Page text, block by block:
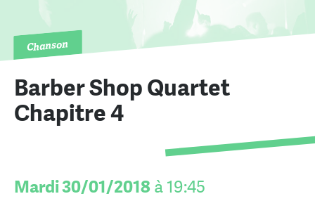
Chanson
Barber Shop Quartet
Chapitre 4
Mardi 30/01/2018 à 19:45